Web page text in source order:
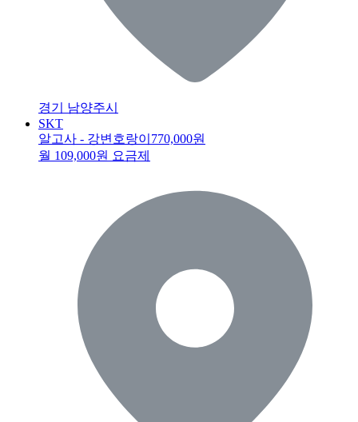
경기 남양주시
SKT
알고사 - 강변호랑이 770,000원
월 109,000원 요금제